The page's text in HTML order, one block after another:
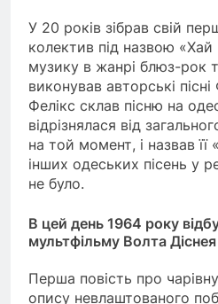
У 20 років зібрав свій
колектив під назвою
музику в жанрі блюз-рок
виконував авторські
Фелікс склав пісню на
відрізнялася від
на той момент, і назвав
інших одеських пісень у
не було.
В цей день 1964 року
мультфільму Волта
Перша повість про
опису невлаштованого